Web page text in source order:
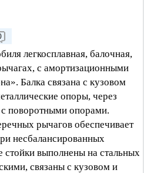
легкосплавная, балочная,
с амортизационными
Балка связана с кузовом
опоры, через
поворотными опорами.
рычагов обеспечивает
несбалансированных
стойки выполнены на стальных
связаны с кузовом и